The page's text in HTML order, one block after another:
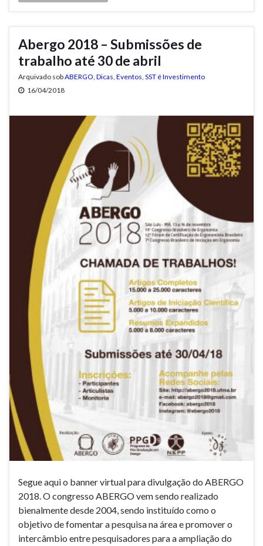
Abergo 2018 – Submissões de
trabalho até 30 de abril
Arquivado sobABERGO, Dicas, Eventos, SST é Investimento
16/04/2018
Segue aqui o banner virtual para divulgação do ABERGO
2018. O congresso ABERGO vem sendo realizado
bienalmente desde 2004, sendo instituído como o
objetivo de fomentar a pesquisa na área e promover o
intercâmbio entre pesquisadores para a ampliação do